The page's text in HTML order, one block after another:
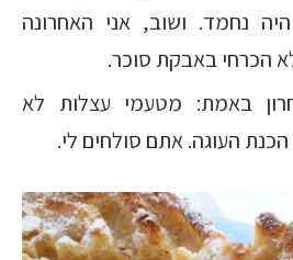
נחמד. ושוב, אני האחרונה
הכרחי באבקת סוכר.
באמת: מטעמי עצלות לא
העוגה. אתם סולחים לי.